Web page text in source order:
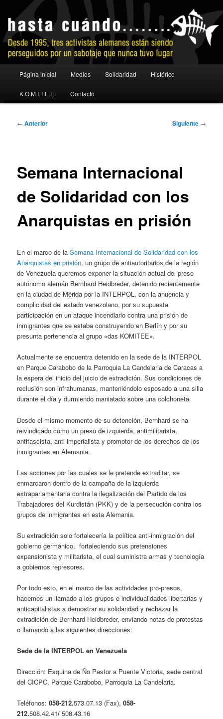
contenido
principalNo a la extradición
principal
Página inicial Medios Solidaridad Histórico
K.O.M.I.T.E.E. Contacto
Navegación
← Anterior Siguiente →
Semana Internacional
de Solidaridad con los
Anarquistas en prisión
En el marco de laSemana Internacional de Solidaridad con los
Anarquistas en prisión, un grupo de antiautoritarios de la región
de Venezuela queremos exponer la situación actual del preso
autónomo alemán Bernhard Heidbreder, detenido recientemente
en la ciudad de Mérida por la INTERPOL, con la anuencia y
complicidad del estado venezolano, por su supuesta
participación en un ataque incendiario contra una prisión de
inmigrantes que se estaba construyendo en Berlín y por su
presunta pertenencia al grupo «das KOMITEE».
Actualmente se encuentra detenido en la sede de la INTERPOL
en Parque Carabobo de la Parroquia La Candelaria de Caracas a
la espera del inicio del juicio de extradición. Sus condiciones de
reclusión son infrahumanas, manteniéndolo esposado a una silla
durante el día y durmiendo maniatado sobre una colchoneta.
Desde el mismo momento de su detención, Bernhard se ha
reivindicado como un preso de izquierda, antimilitarista,
antifascista, anti-imperialista y promotor de los derechos de los
inmigrantes en Alemania.
Las acciones por las cuales se le pretende extraditar, se
enmarcaron dentro de la campaña de la izquierda
extraparlamentaria contra la ilegalización del Partido de los
Trabajadores del Kurdistán (PKK) y de la persecución contra los
grupos de inmigrantes en esta Alemania.
Su extradición solo fortalecería la política anti-inmigración del
gobierno germánico, fortaleciendo sus pretensiones
expansionista y militarista, el cual suministra armas y tecnología
a gobiernos represores.
Por todo esto, en el marco de las actividades pro-presos,
hacemos un llamado a los grupos e individualidades libertarias y
anticapitalistas a demostrar su solidaridad y rechazar la
extradición de Bernhard Heidbreder, enviando notas de protestas
o llamando a las siguientes direcciones:
Sede de la INTERPOL en Venezuela
Dirección: Esquina de Ño Pastor a Puente Victoria, sede central
del CICPC, Parque Carabobo, Parroquia La Candelaria.
Teléfonos: 058-212.573.07.13 (Fax),058-
212.508.42.41/508.43.16